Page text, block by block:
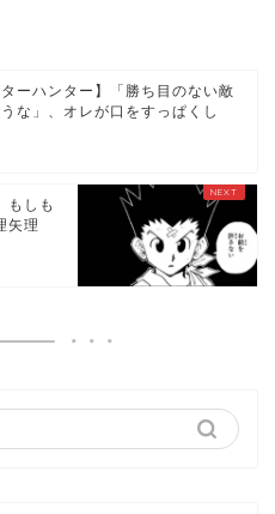
ターハンター】「勝ち目のない敵
な」、オレが口をすっぱくし
もしも
矢理